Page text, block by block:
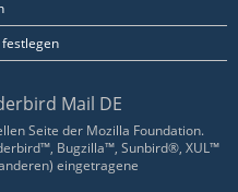
festlegen
Mail DE
Seite der Mozilla Foundation.
Bugzilla™, Sunbird®, XUL™
eingetragene